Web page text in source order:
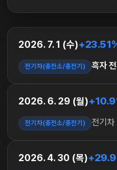
2026. 7. 1 (수)
전기차(충전소/충전기) 흑자
2026. 6. 29 (월)
전기차(충전소/충전기) 전기차
2026. 4. 30 (목)